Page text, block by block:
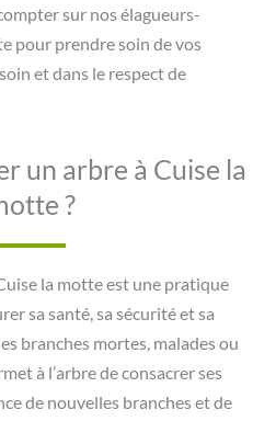
sur nos élagueurs-
pour prendre soin de vos
et dans le respect de
un arbre à Cuise la
?
Cuise la motte est une pratique
sa santé, sa sécurité et sa
branches mortes, malades ou
à l’arbre de consacrer ses
de nouvelles branches et de